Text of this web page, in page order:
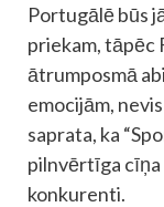
Portugālē būs
priekam, tāpēc
ātrumposmā
emocijām,
saprata, ka
pilnvērtīga
konkurenti.